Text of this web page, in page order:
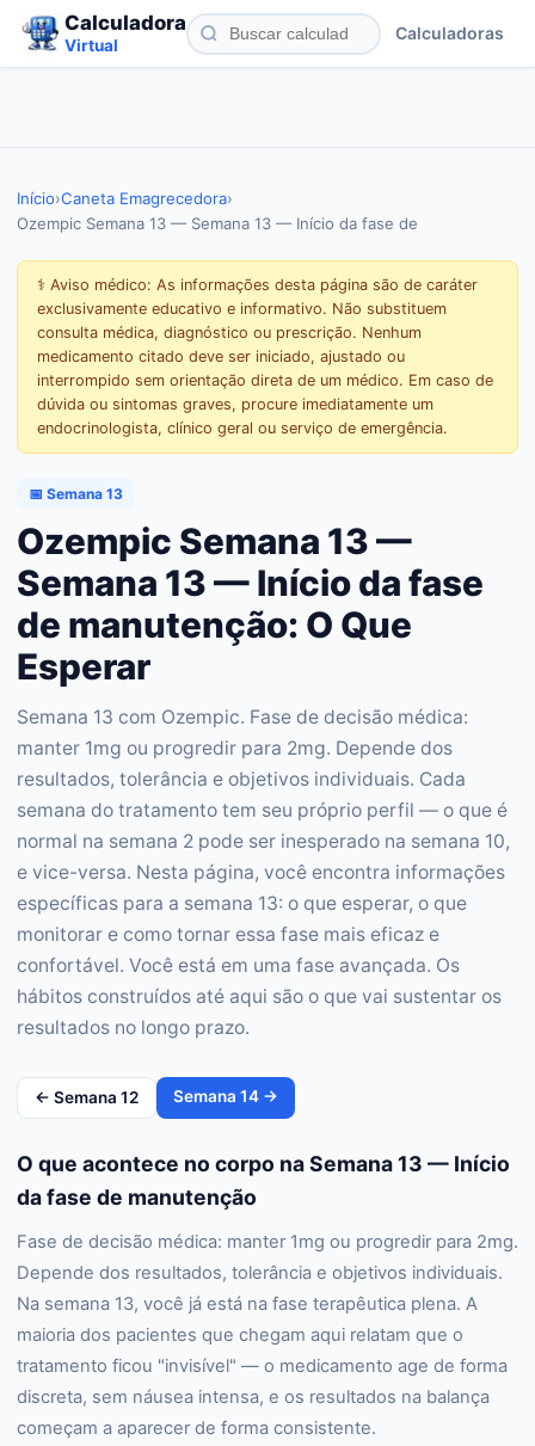
Calculadora
Virtual
Calculadoras
Início›Caneta Emagrecedora›
Ozempic Semana 13 — Semana 13 — Início da fase de
⚕️ Aviso médico: As informações desta página são de caráter
exclusivamente educativo e informativo. Não substituem
consulta médica, diagnóstico ou prescrição. Nenhum
medicamento citado deve ser iniciado, ajustado ou
interrompido sem orientação direta de um médico. Em caso de
dúvida ou sintomas graves, procure imediatamente um
endocrinologista, clínico geral ou serviço de emergência.
📅 Semana 13
Ozempic Semana 13 —
Semana 13 — Início da fase
de manutenção: O Que
Esperar
Semana 13 com Ozempic. Fase de decisão médica:
manter 1mg ou progredir para 2mg. Depende dos
resultados, tolerância e objetivos individuais. Cada
semana do tratamento tem seu próprio perfil — o que é
normal na semana 2 pode ser inesperado na semana 10,
e vice-versa. Nesta página, você encontra informações
específicas para a semana 13: o que esperar, o que
monitorar e como tornar essa fase mais eficaz e
confortável. Você está em uma fase avançada. Os
hábitos construídos até aqui são o que vai sustentar os
resultados no longo prazo.
← Semana 12 Semana 14 →
O que acontece no corpo na Semana 13 — Início
da fase de manutenção
Fase de decisão médica: manter 1mg ou progredir para 2mg.
Depende dos resultados, tolerância e objetivos individuais.
Na semana 13, você já está na fase terapêutica plena. A
maioria dos pacientes que chegam aqui relatam que o
tratamento ficou "invisível" — o medicamento age de forma
discreta, sem náusea intensa, e os resultados na balança
começam a aparecer de forma consistente.